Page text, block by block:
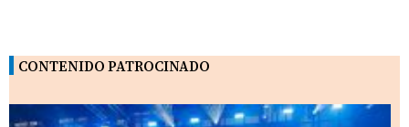
CONTENIDO PATROCINADO